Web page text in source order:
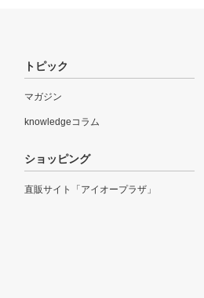
トピック
マガジン
knowledgeコラム
ショッピング
直販サイト「アイオープラザ」